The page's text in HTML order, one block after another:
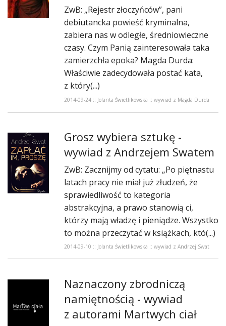
ZwB: „Rejestr złoczyńców”, pani
debiutancka powieść kryminalna,
zabiera nas w odległe, średniowieczne
czasy. Czym Panią zainteresowała taka
zamierzchła epoka? Magda Durda:
Właściwie zadecydowała postać kata,
z który(...)
2014-09-24 :: Jolanta Świetlikowska :: wywiad z Magda Durda
Grosz wybiera sztukę -
wywiad z Andrzejem Swatem
ZwB: Zacznijmy od cytatu: „Po piętnastu
latach pracy nie miał już złudzeń, że
sprawiedliwość to kategoria
abstrakcyjna, a prawo stanowią ci,
którzy mają władzę i pieniądze. Wszystko
to można przeczytać w książkach, któ(...)
2014-09-10 :: Jolanta Świetlikowska :: wywiad z Andrzej Swat
Naznaczony zbrodniczą
namiętnością - wywiad
z autorami Martwych ciał